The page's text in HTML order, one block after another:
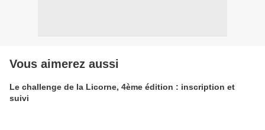
Vous aimerez aussi
Le challenge de la Licorne, 4ème édition : inscription et
suivi